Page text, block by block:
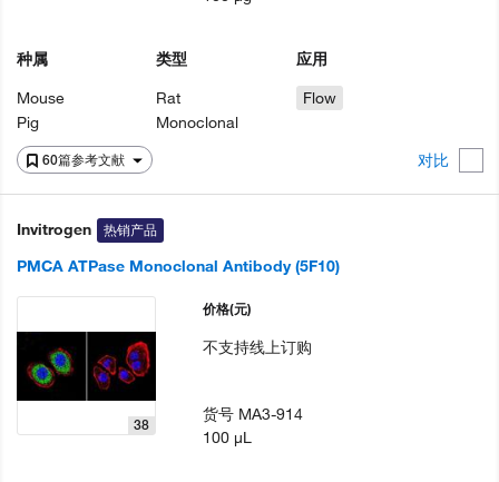
60篇参考文献 对比
种属
Mouse
Pig
类型
Rat
Monoclonal
应用
Flow
Invitrogen 热销产品
PMCA ATPase Monoclonal Antibody (5F10)
38
价格(元)
不支持线上订购
货号 MA3-914
100 µL